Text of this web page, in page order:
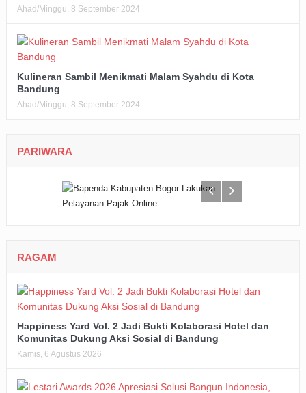
Ahad/Minggu, 8 September 2024
Kulineran Sambil Menikmati Malam Syahdu di Kota
Bandung
Ahad/Minggu, 8 September 2024
PARIWARA
RAGAM
Happiness Yard Vol. 2 Jadi Bukti Kolaborasi Hotel dan
Komunitas Dukung Aksi Sosial di Bandung
Kamis, 6 Agustus 2026